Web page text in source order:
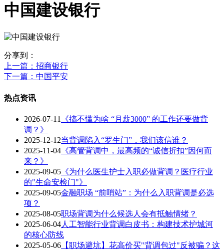
中国建设银行
分享到：
上一篇 ：招商银行
下一篇 ：中国平安
热点资讯
2026-07-11
《搞不懂为啥 “月薪3000” 的工作还要做背
调？》
2025-12-12当背调陷入“罗生门”，我们该信谁？
2025-11-04 《高管背调中，最高频的“诚信折扣”因何而
来？》
2025-09-05 《为什么医生护士入职必做背调？医疗行业
的"生命安检门"》
2025-09-05金融职场 “前哨站”：为什么入职背调是必选
项？
2025-08-05职场背调为什么候选人会有抵触情绪？
2025-06-04人工智能行业背调白皮书：构建技术护城河
的核心防线
2025-05-06 【职场避坑】花高价买"背调包过"反被骗？这